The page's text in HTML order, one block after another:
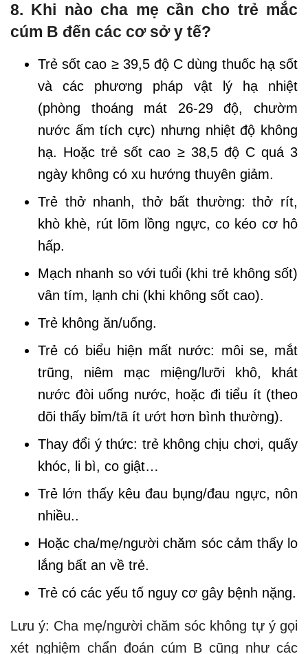
8. Khi nào cha mẹ cần cho trẻ mắc
cúm B đến các cơ sở y tế?
Trẻ sốt cao ≥ 39,5 độ C dùng thuốc hạ sốt
và các phương pháp vật lý hạ nhiệt
(phòng thoáng mát 26-29 độ, chườm
nước ấm tích cực) nhưng nhiệt độ không
hạ. Hoặc trẻ sốt cao ≥ 38,5 độ C quá 3
ngày không có xu hướng thuyên giảm.
Trẻ thở nhanh, thở bất thường: thở rít,
khò khè, rút lõm lồng ngực, co kéo cơ hô
hấp.
Mạch nhanh so với tuổi (khi trẻ không sốt)
vân tím, lạnh chi (khi không sốt cao).
Trẻ không ăn/uống.
Trẻ có biểu hiện mất nước: môi se, mắt
trũng, niêm mạc miệng/lưỡi khô, khát
nước đòi uống nước, hoặc đi tiểu ít (theo
dõi thấy bỉm/tã ít ướt hơn bình thường).
Thay đổi ý thức: trẻ không chịu chơi, quấy
khóc, li bì, co giật…
Trẻ lớn thấy kêu đau bụng/đau ngực, nôn
nhiều..
Hoặc cha/mẹ/người chăm sóc cảm thấy lo
lắng bất an về trẻ.
Trẻ có các yếu tố nguy cơ gây bệnh nặng.
Lưu ý: Cha mẹ/người chăm sóc không tự ý gọi
xét nghiệm chẩn đoán cúm B cũng như các